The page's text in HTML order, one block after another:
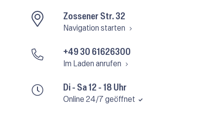
Di - Sa 12 - 18 Uhr
Online 24/7 geöffnet
Zossener Str. 32
Navigation starten
+49 30 61626300
Im Laden anrufen